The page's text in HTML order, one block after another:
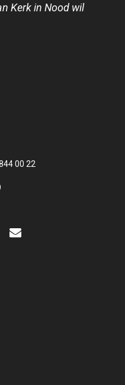
Kerk in Nood wil
00 22